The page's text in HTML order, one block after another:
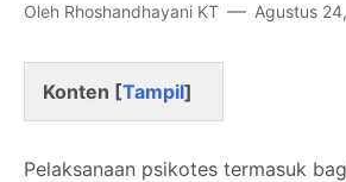
Oleh Rhoshandhayani KT Agustus
Konten [Tampil]
Pelaksanaan psikotes termasuk